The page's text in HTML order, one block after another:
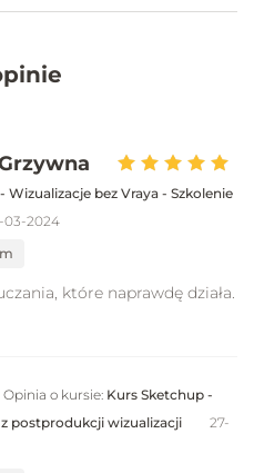
Wizualizacje bez Vraya - Szkolenie
03-2024
które naprawdę działa.
Opinia o kursie: Kurs Sketchup -
postprodukcji wizualizacji
27-